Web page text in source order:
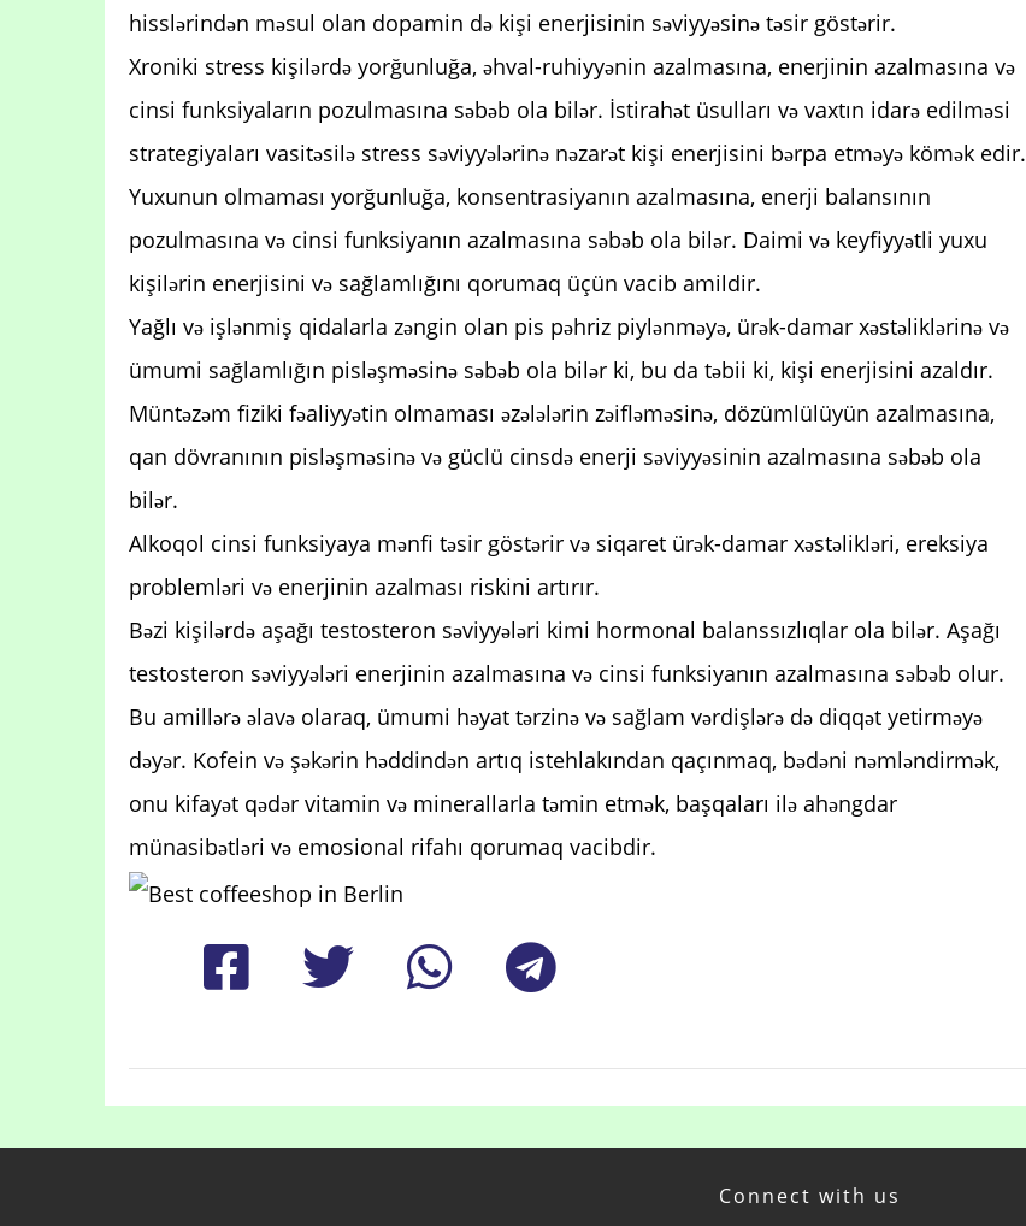
hisslərindən məsul olan dopamin də kişi enerjisinin səviyyəsinə təsir göstərir.
Xroniki stress kişilərdə yorğunluğa, əhval-ruhiyyənin azalmasına, enerjinin azalmasına və
cinsi funksiyaların pozulmasına səbəb ola bilər. İstirahət üsulları və vaxtın idarə edilməsi
strategiyaları vasitəsilə stress səviyyələrinə nəzarət kişi enerjisini bərpa etməyə kömək edir.
Yuxunun olmaması yorğunluğa, konsentrasiyanın azalmasına, enerji balansının
pozulmasına və cinsi funksiyanın azalmasına səbəb ola bilər. Daimi və keyfiyyətli yuxu
kişilərin enerjisini və sağlamlığını qorumaq üçün vacib amildir.
Yağlı və işlənmiş qidalarla zəngin olan pis pəhriz piylənməyə, ürək-damar xəstəliklərinə və
ümumi sağlamlığın pisləşməsinə səbəb ola bilər ki, bu da təbii ki, kişi enerjisini azaldır.
Müntəzəm fiziki fəaliyyətin olmaması əzələlərin zəifləməsinə, dözümlülüyün azalmasına,
qan dövranının pisləşməsinə və güclü cinsdə enerji səviyyəsinin azalmasına səbəb ola
bilər.
Alkoqol cinsi funksiyaya mənfi təsir göstərir və siqaret ürək-damar xəstəlikləri, ereksiya
problemləri və enerjinin azalması riskini artırır.
Bəzi kişilərdə aşağı testosteron səviyyələri kimi hormonal balanssızlıqlar ola bilər. Aşağı
testosteron səviyyələri enerjinin azalmasına və cinsi funksiyanın azalmasına səbəb olur.
Bu amillərə əlavə olaraq, ümumi həyat tərzinə və sağlam vərdişlərə də diqqət yetirməyə
dəyər. Kofein və şəkərin həddindən artıq istehlakından qaçınmaq, bədəni nəmləndirmək,
onu kifayət qədər vitamin və minerallarla təmin etmək, başqaları ilə ahəngdar
münasibətləri və emosional rifahı qorumaq vacibdir.
Connect with us